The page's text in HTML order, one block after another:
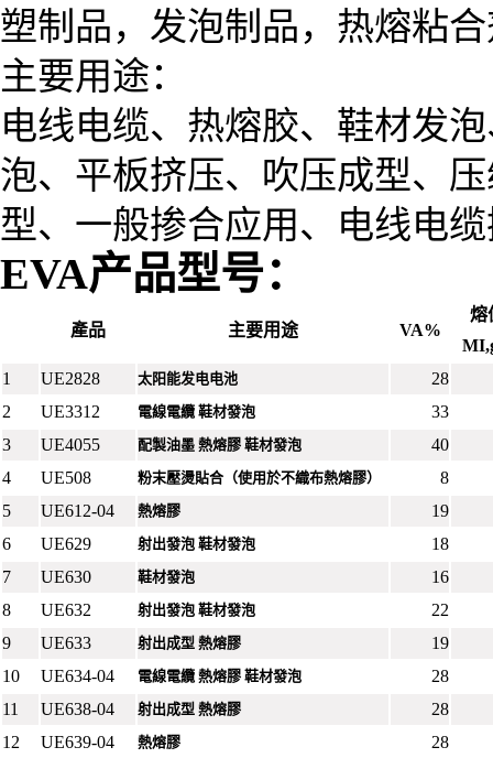
塑制品，发泡制品，热熔粘
主要用途：
电线电缆、热熔胶、鞋材发
泡、平板挤压、吹压成型、
型、一般掺合应用、电线电
EVA产品型号：
產品 主要用途 VA%
熔
1
UE2828 太阳能发电电池
28
2
UE3312 電線電纜 鞋材發泡
33
3
UE4055 配製油墨 熱熔膠 鞋材發泡
40
4
UE508 粉末壓燙貼合（使用於不織布熱熔膠）
8
5
UE612-04 熱熔膠
19
6
UE629 射出發泡 鞋材發泡
18
7
UE630 鞋材發泡
16
8
UE632 射出發泡 鞋材發泡
22
9
UE633 射出成型 熱熔膠
19
10
UE634-04 電線電纜 熱熔膠 鞋材發泡
28
11
UE638-04 射出成型 熱熔膠
28
12
UE639-04 熱熔膠
28